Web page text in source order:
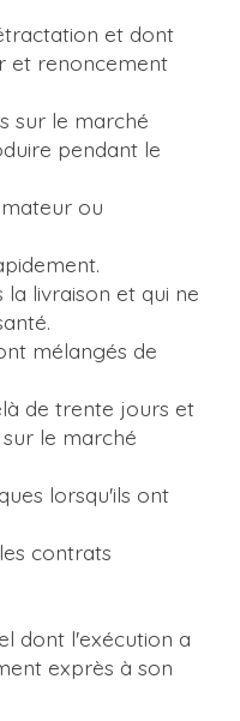
et dont
et renoncement
sur le marché
pendant le
ou
livraison et qui ne
mélangés de
de trente jours et
le marché
lorsqu'ils ont
contrats
dont l'exécution a
exprès à son